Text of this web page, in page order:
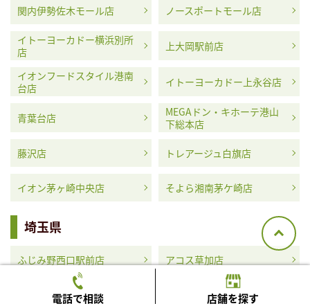
関内伊勢佐木モール店 ノースポートモール店
イトーヨーカドー横浜別所
店
上大岡駅前店
イオンフードスタイル港南
台店
イトーヨーカドー上永谷店
青葉台店
MEGAドン・キホーテ港山
下総本店
藤沢店 トレアージュ白旗店
イオン茅ヶ崎中央店 そよら湘南茅ケ崎店
埼玉県
ふじみ野西口駅前店 アコス草加店
イオンタウン蕨店
MEGAドン・キホーテ浦和
電話で相談 店舗を探す